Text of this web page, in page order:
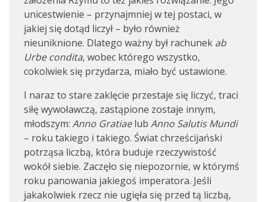
unicestwienie – przynajmniej w tej postaci, w
jakiej się dotąd liczył – było również
nieuniknione. Dlatego ważny był rachunek ab
Urbe condita, wobec którego wszystko,
cokolwiek się przydarza, miało być ustawione.
I naraz to stare zaklęcie przestaje się liczyć, traci
siłę wywoławczą, zastąpione zostaje innym,
młodszym: Anno Gratiaelub Anno Salutis Mundi
– roku takiego i takiego. Świat chrześcijański
potrząsa liczbą, która buduje rzeczywistość
wokół siebie. Zaczęło się niepozornie, w którymś
roku panowania jakiegoś imperatora. Jeśli
jakakolwiek rzecz nie ugięła się przed tą liczbą,